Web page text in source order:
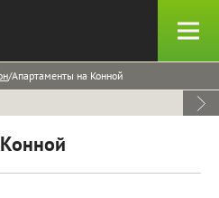
Апартаменты на Конной